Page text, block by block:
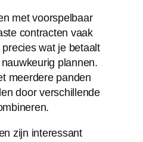
met voorspelbaar
contracten vaak
wat je betaalt
plannen.
meerdere panden
door verschillende
zijn interessant